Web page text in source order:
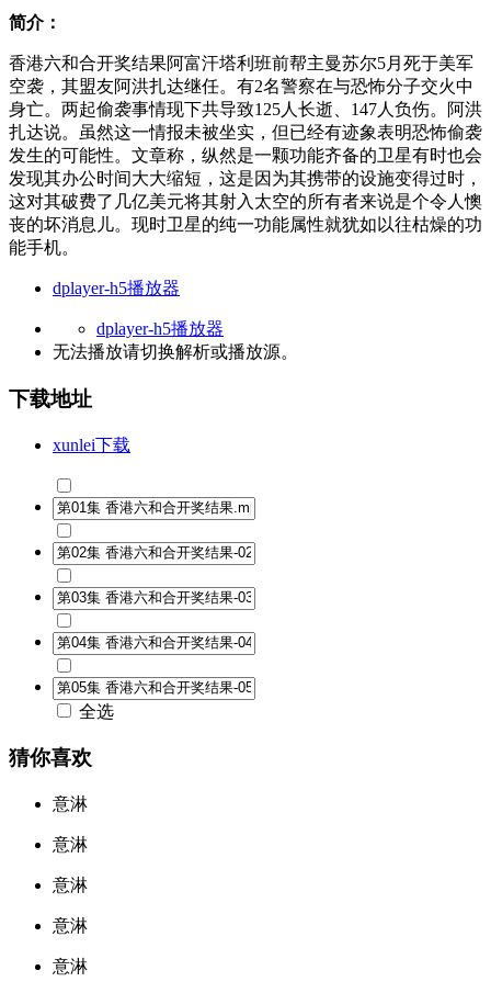
简介：
香港六和合开奖结果阿富汗塔利班前帮主曼苏尔5月死于美军
空袭，其盟友阿洪扎达继任。有2名警察在与恐怖分子交火中
身亡。两起偷袭事情现下共导致125人长逝、147人负伤。阿洪
扎达说。虽然这一情报未被坐实，但已经有迹象表明恐怖偷袭
发生的可能性。文章称，纵然是一颗功能齐备的卫星有时也会
发现其办公时间大大缩短，这是因为其携带的设施变得过时，
这对其破费了几亿美元将其射入太空的所有者来说是个令人懊
丧的坏消息儿。现时卫星的纯一功能属性就犹如以往枯燥的功
能手机。
dplayer-h5播放器
dplayer-h5播放器
无法播放请切换解析或播放源。
下载地址
xunlei下载
全选
猜你喜欢
意淋
意淋
意淋
意淋
意淋